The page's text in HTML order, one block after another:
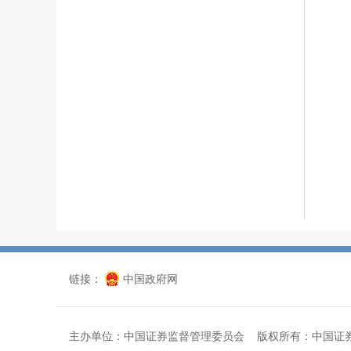
链接： 中国政府网
主办单位：中国证券监督管理委员会 版权所有：中国证